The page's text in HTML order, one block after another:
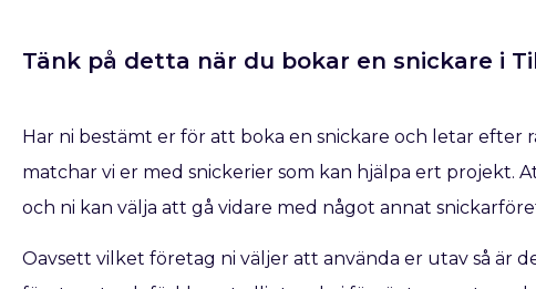
Tänk på detta när du bokar en snickare​ i
Har ni bestämt er för att boka en snickare och letar efter
matchar vi er med snickerier som kan hjälpa ert projekt.
och ni kan välja att gå vidare med något annat
Oavsett vilket företag ni väljer att använda er utav så är